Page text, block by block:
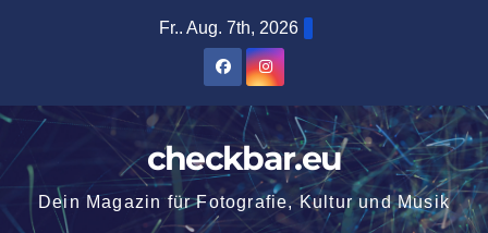
Fr.. Aug. 7th, 2026
checkbar.eu
Dein Magazin für Fotografie, Kultur und Musik